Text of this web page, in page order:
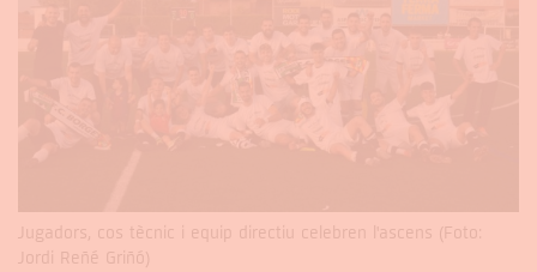
Jugadors, cos tècnic i equip directiu celebren l'ascens (Foto:
Jordi Reñé Griñó)